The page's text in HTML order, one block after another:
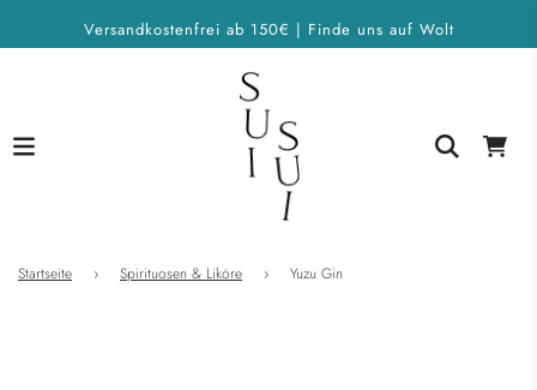
Versandkostenfrei ab 150€ | Finde uns auf Wolt
Startseite › Spirituosen & Liköre › Yuzu Gin